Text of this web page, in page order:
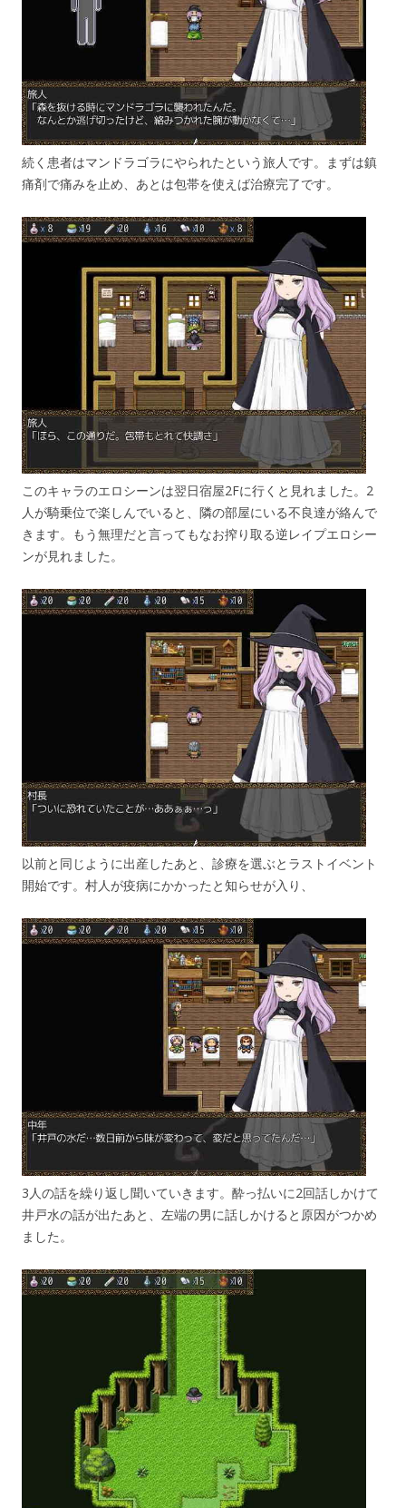
続く患者はマンドラゴラにやられたという旅人です。まずは鎮
痛剤で痛みを止め、あとは包帯を使えば治療完了です。
このキャラのエロシーンは翌日宿屋2Fに行くと見れました。2
人が騎乗位で楽しんでいると、隣の部屋にいる不良達が絡んで
きます。もう無理だと言ってもなお搾り取る逆レイプエロシー
ンが見れました。
以前と同じように出産したあと、診療を選ぶとラストイベント
開始です。村人が疫病にかかったと知らせが入り、
3人の話を繰り返し聞いていきます。酔っ払いに2回話しかけて
井戸水の話が出たあと、左端の男に話しかけると原因がつかめ
ました。